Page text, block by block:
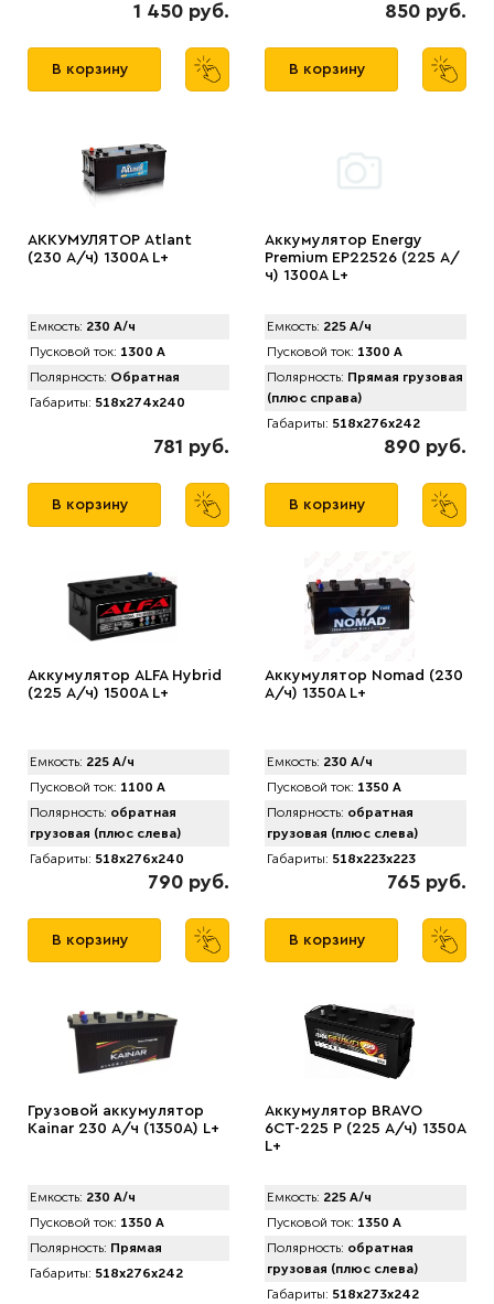
1 450 руб.
В корзину
850 руб.
В корзину
АККУМУЛЯТОР Аtlant
(230 А/ч) 1300A L+
Емкость: 230 А/ч
Пусковой ток: 1300 А
Полярность: Обратная
Габариты: 518x274x240
781 руб.
В корзину
Аккумулятор Energy
Premium EP22526 (225 А/
ч) 1300A L+
Емкость: 225 А/ч
Пусковой ток: 1300 А
Полярность: Прямая грузовая
(плюс справа)
Габариты: 518x276x242
890 руб.
В корзину
Аккумулятор АLFA Hybrid
(225 А/ч) 1500A L+
Емкость: 225 А/ч
Пусковой ток: 1100 А
Полярность: обратная
грузовая (плюс слева)
Габариты: 518x276x240
790 руб.
В корзину
Аккумулятор Nomad (230
А/ч) 1350A L+
Емкость: 230 А/ч
Пусковой ток: 1350 А
Полярность: обратная
грузовая (плюс слева)
Габариты: 518x223x223
765 руб.
В корзину
Грузовой аккумулятор
Kainar 230 А/ч (1350A) L+
Емкость: 230 А/ч
Пусковой ток: 1350 А
Полярность: Прямая
Габариты: 518x276x242
Аккумулятор BRAVO
6СТ-225 Р (225 А/ч) 1350A
L+
Емкость: 225 А/ч
Пусковой ток: 1350 А
Полярность: обратная
грузовая (плюс слева)
Габариты: 518x273x242